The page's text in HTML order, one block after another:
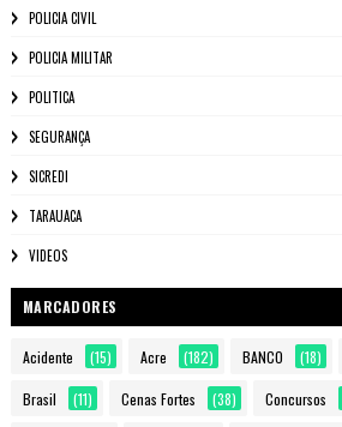
POLICIA CIVIL
POLICIA MILITAR
POLITICA
SEGURANÇA
SICREDI
TARAUACA
VIDEOS
MARCADORES
Acidente (15) Acre (182) BANCO (18)
Brasil (11) Cenas Fortes (38) Concursos